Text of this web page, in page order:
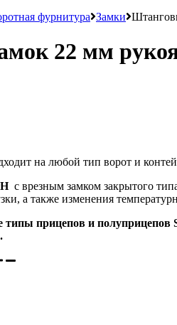
фурнитура Замки
22 мм
на любой тип ворот и
с врезным замком закрытого
а также изменения
прицепов и полуприцепов